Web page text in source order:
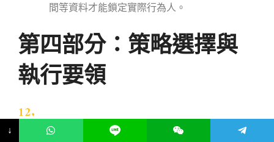
間等資料才能鎖定實際行為人。
第四部分：策略選擇與
執行要領
選擇最佳途徑：考量因素
↓